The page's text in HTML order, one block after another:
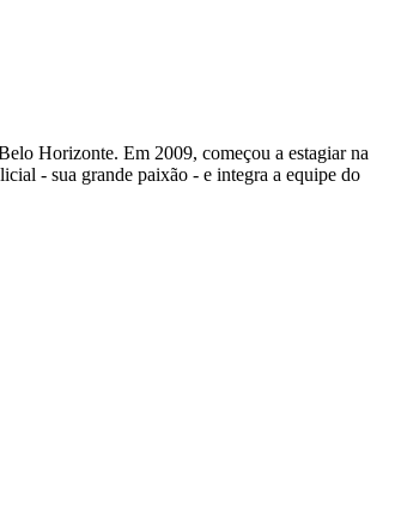
Horizonte. Em 2009, começou a estagiar na
- sua grande paixão - e integra a equipe do